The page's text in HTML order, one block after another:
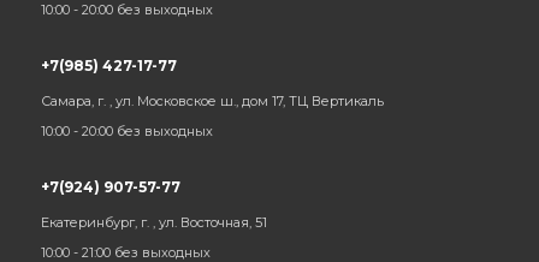
10:00 - 20:00 без выходных
+7(985) 427-17-77
Самара, г. , ул. Московское ш., дом 17, ТЦ Вертикаль
10:00 - 20:00 без выходных
+7(924) 907-57-77
Екатеринбург, г. , ул. Восточная, 51
10:00 - 21:00 без выходных